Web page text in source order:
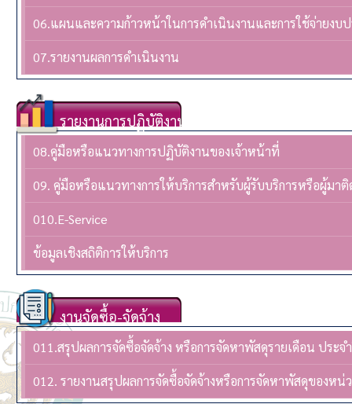
06.แผนและความก้าวหน้าในการดำเนินงานและการใช้จ่ายงบ
07.รายงานผลการดำเนินงาน
รายงานการปฏิบัติงาน
08.คู่มือหรือแนวทางการปฏิบัติงานของเจ้าหน้าที่
09. คู่มือหรือแนวทางการให้บริการสำหรับผู้รับบริการหรือผู้มา
010.E-Service
ข้อมูลเชิงสถิติการให้บริการ
งานจัดซื้อ-จัดจ้าง
011.สรุปผลการจัดซื้อจัดจ้าง หรือการจัดหาพัสดุรายเดือน ประ
012. รายงานสรุปผลการจัดซื้อจัดจ้างหรือการจัดหาพัสดุของห